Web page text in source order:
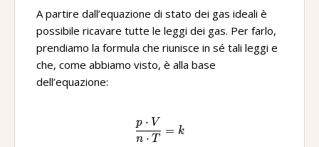
A partire dall’equazione di stato dei gas ideali è
possibile ricavare tutte le leggi dei gas. Per farlo,
prendiamo la formula che riunisce in sé tali leggi e
che, come abbiamo visto, è alla base
dell’equazione:
\frac{p\ ·V}{n\ ·T}=k
n ⋅ T
p ⋅ V
= k